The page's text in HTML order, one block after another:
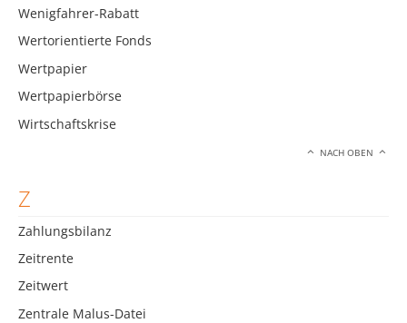
Wenigfahrer-Rabatt
Wertorientierte Fonds
Wertpapier
Wertpapierbörse
Wirtschaftskrise
NACH OBEN
Z
Zahlungsbilanz
Zeitrente
Zeitwert
Zentrale Malus-Datei